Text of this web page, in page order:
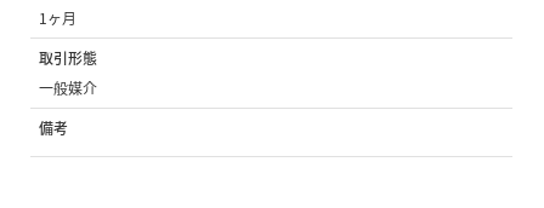
1ヶ月
取引形態
一般媒介
備考